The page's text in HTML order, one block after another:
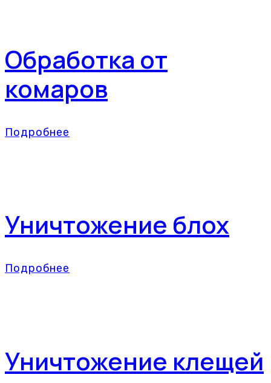
Обработка от
комаров
Подробнее
Уничтожение блох
Подробнее
Уничтожение клещей